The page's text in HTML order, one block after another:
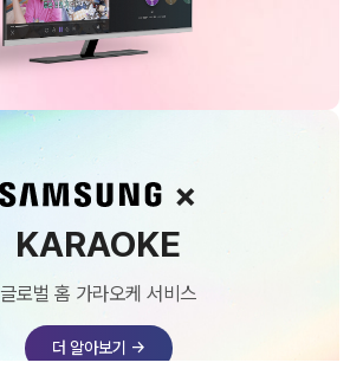
×
KARAOKE
글로벌 홈 가라오케 서비스
더 알아보기 →